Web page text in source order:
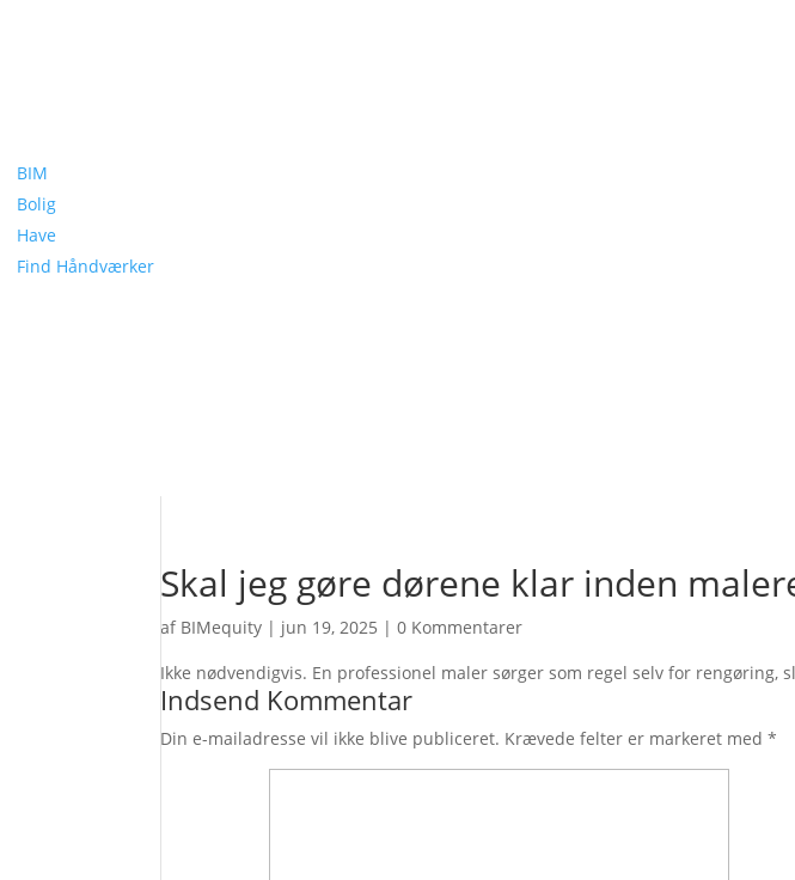
BIM
Bolig
Have
Find Håndværker
Skal jeg gøre dørene klar inden
af BIMequity | jun 19, 2025 |0 Kommentarer
Ikke nødvendigvis. En professionel maler sørger som regel selv for rengøring,
Indsend Kommentar
Din e-mailadresse vil ikke blive publiceret. Krævede felter er markeret med*